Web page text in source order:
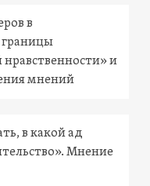
в
и
мнений
в какой ад
Мнение